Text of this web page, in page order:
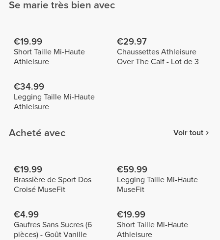
Se marie très bien avec
€19.99
Short Taille Mi-Haute
Athleisure
€29.97
Chaussettes Athleisure
Over The Calf - Lot de 3
€34.99
Legging Taille Mi-Haute
Athleisure
Acheté avec Voir tout
€19.99
Brassière de Sport Dos
Croisé MuseFit
€59.99
Legging Taille Mi-Haute
MuseFit
€4.99
Gaufres Sans Sucres (6
pièces) - Goût Vanille
€19.99
Short Taille Mi-Haute
Athleisure